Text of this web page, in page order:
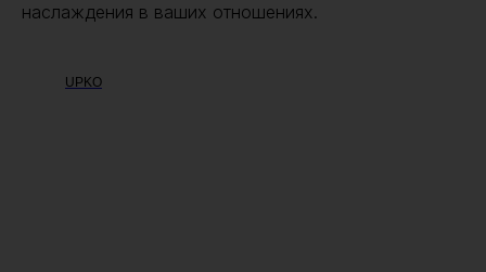
наслаждения в ваших отношениях.
UPKO